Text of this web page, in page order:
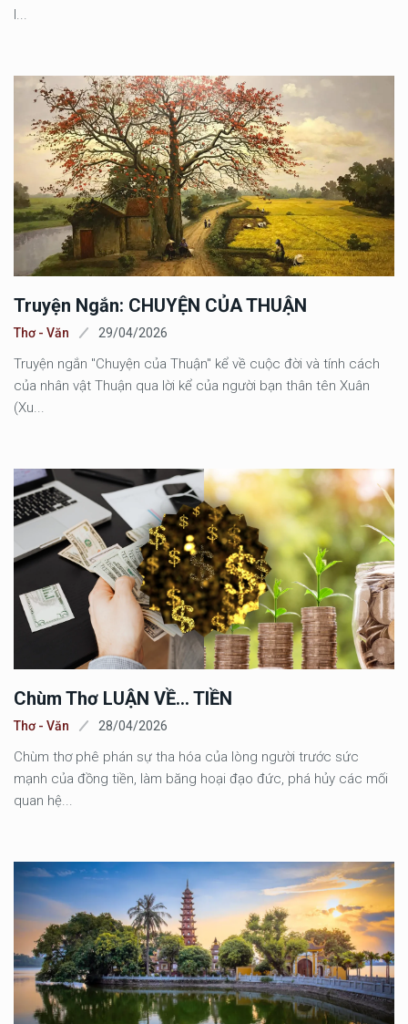
l...
Truyện Ngắn: CHUYỆN CỦA THUẬN
Thơ - Văn 29/04/2026
Truyện ngắn "Chuyện của Thuận" kể về cuộc đời và tính cách
của nhân vật Thuận qua lời kể của người bạn thân tên Xuân
(Xu...
Chùm Thơ LUẬN VỀ... TIỀN
Thơ - Văn 28/04/2026
Chùm thơ phê phán sự tha hóa của lòng người trước sức
mạnh của đồng tiền, làm băng hoại đạo đức, phá hủy các mối
quan hệ...